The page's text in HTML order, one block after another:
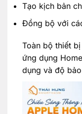
Tạo kịch bản
Đồng bộ với
Toàn bộ thiết
ứng dụng
dụng và độ